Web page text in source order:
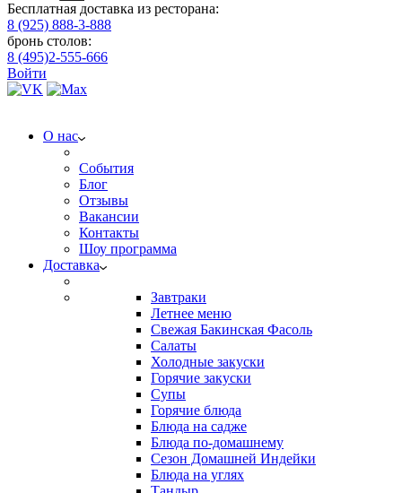
Бесплатная доставка из ресторана:
8 (925) 888-3-888
бронь столов:
8 (495)2-555-666
Войти
О нас
События
Блог
Отзывы
Вакансии
Контакты
Шоу программа
Доставка
Завтраки
Летнее меню
Свежая Бакинская Фасоль
Салаты
Холодные закуски
Горячие закуски
Супы
Горячие блюда
Блюда на садже
Блюда по-домашнему
Сезон Домашней Индейки
Блюда на углях